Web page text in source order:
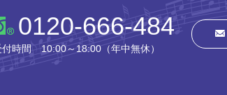
0120-666-484
付時間 10:00～18:00（年中無休）